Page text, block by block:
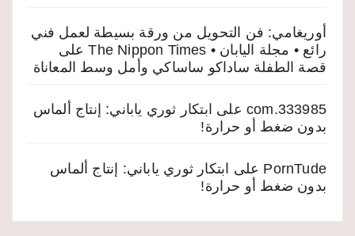
أوريغامي: فن التحويل من ورقة بسيطة لعمل فني
رائع • مجلة اليابان • The Nippon Times
على
قصة الطفلة ساداكو ساساكي وأمل وسط المعاناة
333985.com على ابتكار ثوري ياباني: إنتاج ألماس
بدون ضغط أو حرارة!
PornTude على
ابتكار ثوري ياباني: إنتاج ألماس
بدون ضغط أو حرارة!